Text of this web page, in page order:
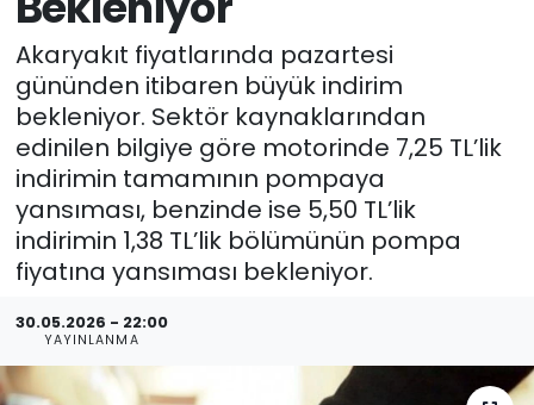
Akaryakıt fiyatlarında pazartesi
gününden itibaren büyük indirim
bekleniyor. Sektör kaynaklarından
edinilen bilgiye göre motorinde 7,25 TL’lik
indirimin tamamının pompaya
yansıması, benzinde ise 5,50 TL’lik
indirimin 1,38 TL’lik bölümünün pompa
fiyatına yansıması bekleniyor.
30.05.2026 - 22:00
YAYINLANMA
Son Dakika Haberleri
Haber Arşivi